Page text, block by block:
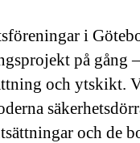
i
på gång
och ytskikt.
och de